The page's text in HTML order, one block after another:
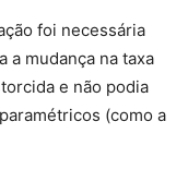
foi necessária
a mudança na taxa
e não podia
(como a